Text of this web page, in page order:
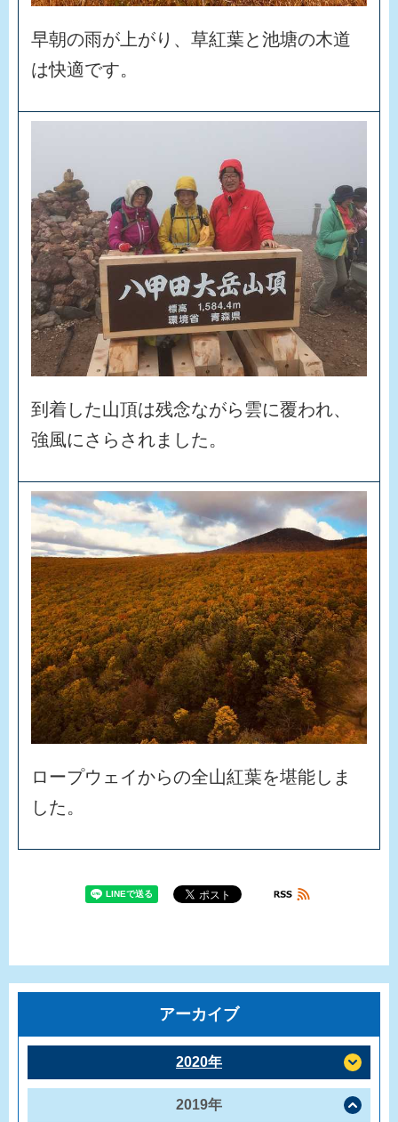
早朝の雨が 上がり 、 草紅葉と池塘の木道
は快適です。
到 着した山頂は残念ながら雲に覆われ、
強風にさ ら さ れま した。
ロープウ ェ イからの全山紅葉を堪能し ま
した。
アーカイブ
2020年
2019年